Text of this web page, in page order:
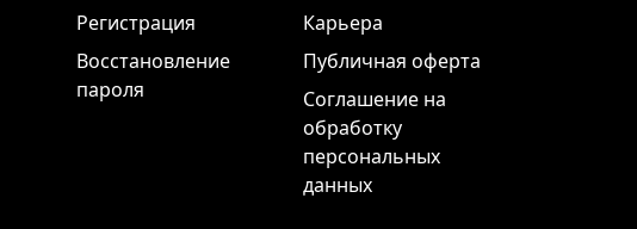
Регистрация
Восстановление
пароля
Карьера
Публичная оферта
Соглашение на
обработку
персональных
данных